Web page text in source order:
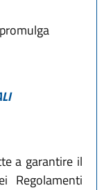
a garantire il
Regolamenti